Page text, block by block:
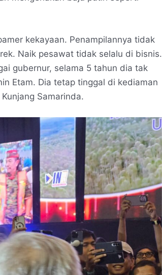
kekayaan. Penampilannya tidak
Naik pesawat tidak selalu di bisnis.
gubernur, selama 5 tahun dia tak
Etam. Dia tetap tinggal di kediaman
Samarinda.